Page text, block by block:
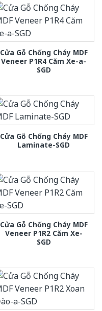
Cửa Gỗ Chống Cháy MDF
Veneer P1R4 Căm Xe-a-
SGD
Cửa Gỗ Chống Cháy MDF
Laminate-SGD
Cửa Gỗ Chống Cháy MDF
Veneer P1R2 Căm Xe-
SGD